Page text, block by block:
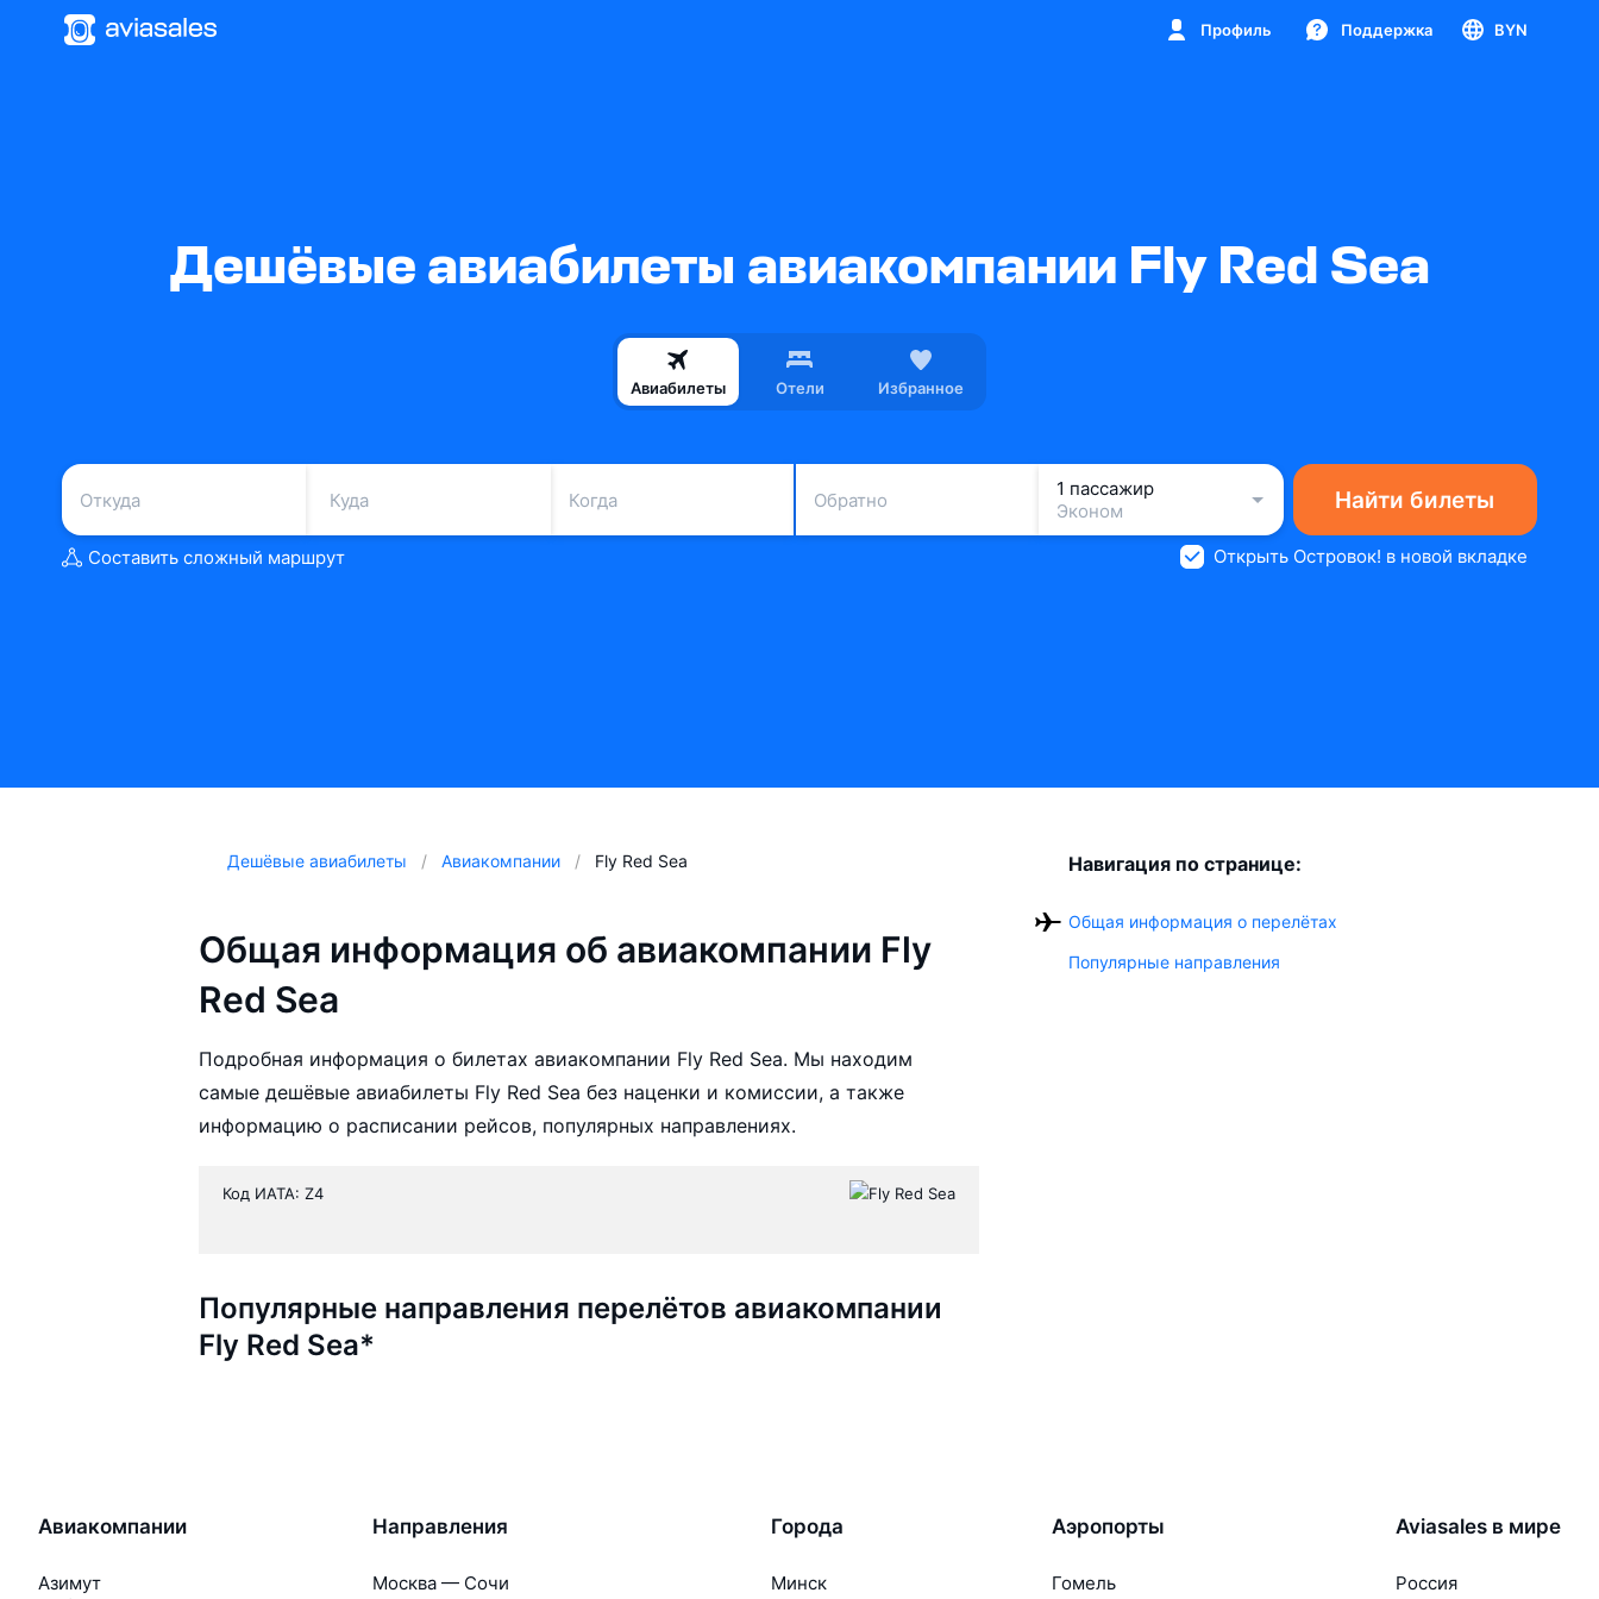
Профиль Поддержка BYN
Дешёвые авиабилеты авиакомпании Fly Red Sea
Авиабилеты Отели Избранное
Когда Обратно
1 пассажир
Эконом
Найти билеты
Составить сложный маршрут Открыть Островок! в новой вкладке
Дешёвые авиабилеты Авиакомпании Fly Red Sea
Общая информация об авиакомпании Fly
Red Sea
Подробная информация о билетах авиакомпании Fly Red Sea. Мы находим
самые дешёвые авиабилеты Fly Red Sea без наценки и комиссии, а также
информацию о расписании рейсов, популярных направлениях.
Код ИАТА: Z4
Популярные направления перелётов авиакомпании
Fly Red Sea*
Навигация по странице:
Общая информация о перелётах
Популярные направления
Авиакомпании
Азимут
Направления
Москва — Сочи
Города
Минск
Аэропорты
Гомель
Aviasales в мире
Россия